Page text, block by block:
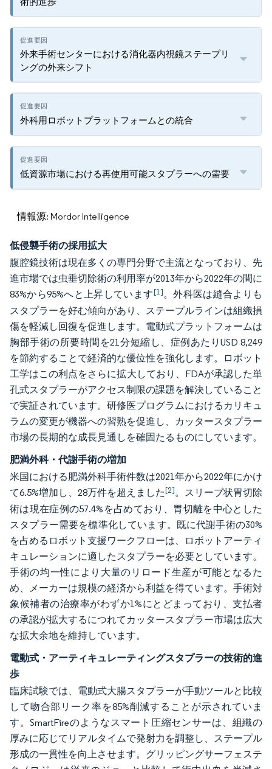
外来手術センターにおける消化器内視鏡ステープリ
ングの外来シフト
外科用ロボットプラットフォームとの統合
低資源市場における再使用可能スタプラーへの需要
情報源: Mordor Intelligence
低侵襲手術の採用拡大
腹腔鏡技術は現在多くの専門分野で主流となっており、先
進市場では虫垂切除術の利用率が2013年から2022年の間に
83%から95%へと上昇しています[1]。外科医は縫合よりも
スタプラーを好む傾向があり、ステープルラインは組織損
傷を軽減し回復を促進します。電動式プラットフォームは
胸部手術の所要時間を21分短縮し、症例あたりUSD 8,249
を節約することで経済的な優位性を強化します。ロボット
工学はこの利点をさらに拡大しており、FDAが承認した単
孔式スタプラーがアクセス制限の課題を解決していること
で実証されています。研修医プログラムにおけるカリキュ
ラムの変更が機器への習熟を促進し、カッタースタプラー
市場の長期的な成長見通しを確固たるものにしています。
肥満外科・代謝手術の増加
米国における肥満外科手術件数は2021年から2022年にかけ
て6.5%増加し、28万件を超えました[2]。スリーブ状胃切除
術は現在症例の57.4%を占めており、胃切離を中心とした
スタプラー需要を標準化しています。既に代謝手術の30%
を占めるロボット支援ワークフローは、ロボットアーティ
キュレーションに適したスタプラーを必要としています。
手術の均一性により大量のリロード生産が可能となるた
め、メーカーは規模の経済から利益を得ています。手術対
象候補者の治療率がわずか1%にとどまっており、支払者
の承認が拡大するにつれてカッタースタプラー市場は広大
な拡大余地を維持しています。
電動式・アーティキュレーティングスタプラーの技術的進
歩
臨床試験では、電動式大腸スタプラーが手動ツールと比較
して吻合部リーク率を85%削減することが示されていま
す。SmartFireのようなスマート圧縮センサーは、組織の
厚みに応じてリアルタイムで発射力を調整し、ステープル
形成の一貫性を向上させます。グリッピングサーフェステ